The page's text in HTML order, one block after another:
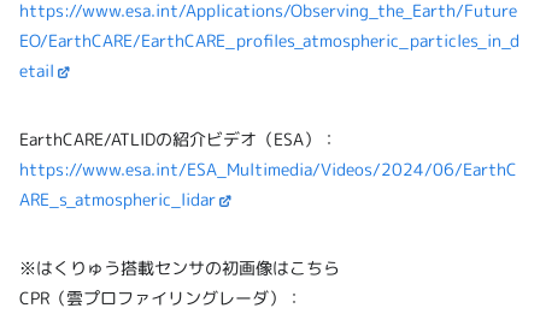
https://www.esa.int/Applications/Observing_the_Earth/Future
EO/EarthCARE/EarthCARE_profiles_atmospheric_particles_in_d
etail
EarthCARE/ATLIDの紹介ビデオ（ESA）：
https://www.esa.int/ESA_Multimedia/Videos/2024/06/EarthC
ARE_s_atmospheric_lidar
※はくりゅう搭載センサの初画像はこちら
CPR（雲プロファイリングレーダ）：